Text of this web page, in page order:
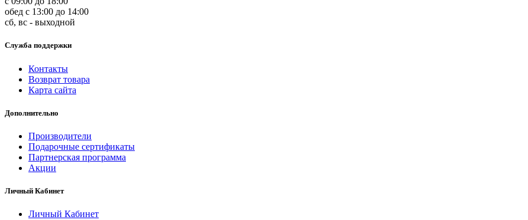
обед с 13:00 до 14:00
сб, вс - выходной
Служба поддержки
Контакты
Возврат товара
Карта сайта
Дополнительно
Производители
Подарочные сертификаты
Партнерская программа
Акции
Личный Кабинет
Личный Кабинет